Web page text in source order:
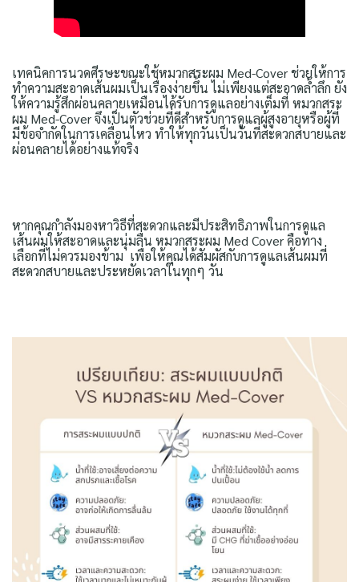
เทคนิคการนวดศีรษะขณะใช้หมวกสระผม Med-Cover ช่วยให้การ
ทำความสะอาดเส้นผมเป็นเรื่องง่ายขึ้น ไม่เพียงแต่สะอาดล้ำลึก ยัง
ให้ความรู้สึกผ่อนคลายเหมือนได้รับการดูแลอย่างเต็มที่ หมวกสระ
ผม Med-Cover จึงเป็นตัวช่วยที่ดีสำหรับการดูแลผู้สูงอายุหรือผู้ที่
มีข้อจำกัดในการเคลื่อนไหว ทำให้ทุกวันเป็นวันที่สะดวกสบายและ
ผ่อนคลายได้อย่างแท้จริง
หากคุณกำลังมองหาวิธีที่สะดวกและมีประสิทธิภาพในการดูแล
เส้นผมให้สะอาดและนุ่มลื่น หมวกสระผม Med Cover คือทาง
เลือกที่ไม่ควรมองข้าม เพื่อให้คุณได้สัมผัสกับการดูแลเส้นผมที่
สะดวกสบายและประหยัดเวลาในทุกๆ วัน